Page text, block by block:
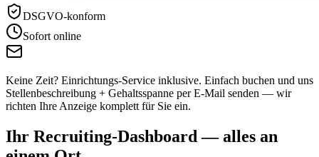
DSGVO-konform
Sofort online
Keine Zeit? Einrichtungs-Service inklusive. Einfach buchen und uns
Stellenbeschreibung + Gehaltsspanne per E-Mail senden — wir
richten Ihre Anzeige komplett für Sie ein.
Ihr Recruiting-Dashboard — alles an